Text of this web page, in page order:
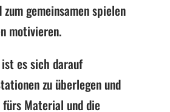
gemeinsamen spielen
motivieren.
es sich darauf
zu überlegen und
Material und die